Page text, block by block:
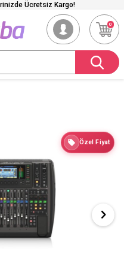
Ücretsiz Kargo!
0
Özel Fiyat